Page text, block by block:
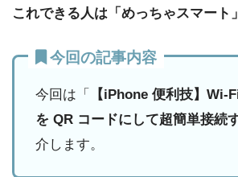
これできる人は「めっちゃスマート
今回の記事内容
今回は「
【iPhone 便利技】Wi-
を QR コードにして超簡単接続
介します。